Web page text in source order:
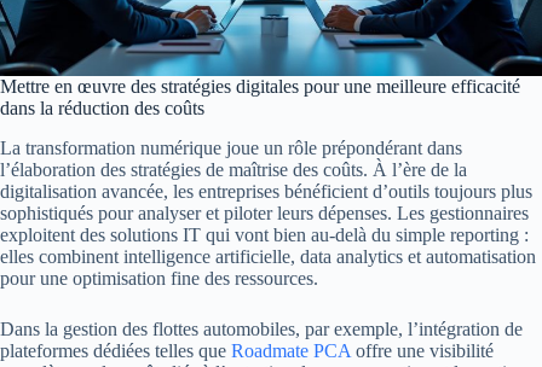
Mettre en œuvre des stratégies digitales pour une meilleure efficacité
dans la réduction des coûts
La transformation numérique joue un rôle prépondérant dans
l’élaboration des stratégies de maîtrise des coûts. À l’ère de la
digitalisation avancée, les entreprises bénéficient d’outils toujours plus
sophistiqués pour analyser et piloter leurs dépenses. Les gestionnaires
exploitent des solutions IT qui vont bien au-delà du simple reporting :
elles combinent intelligence artificielle, data analytics et automatisation
pour une optimisation fine des ressources.
Dans la gestion des flottes automobiles, par exemple, l’intégration de
plateformes dédiées telles que Roadmate PCA offre une visibilité